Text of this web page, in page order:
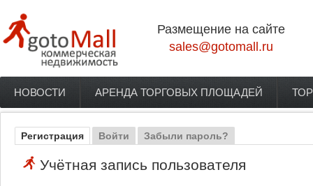
Размещение на сайте
sales@gotomall.ru
Главное меню
НОВОСТИ АРЕНДА ТОРГОВЫХ ПЛОЩАДЕЙ
Главные вкладки
Регистрация (активная вкладка)
Войти Забыли пароль?
Учётная запись пользователя